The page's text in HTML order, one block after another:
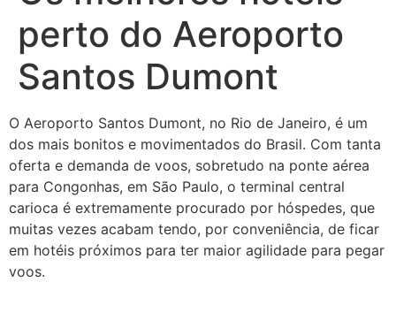
perto do Aeroporto
Santos Dumont
O Aeroporto Santos Dumont, no Rio de Janeiro, é um
dos mais bonitos e movimentados do Brasil. Com tanta
oferta e demanda de voos, sobretudo na ponte aérea
para Congonhas, em São Paulo, o terminal central
carioca é extremamente procurado por hóspedes, que
muitas vezes acabam tendo, por conveniência, de ficar
em hotéis próximos para ter maior agilidade para pegar
voos.